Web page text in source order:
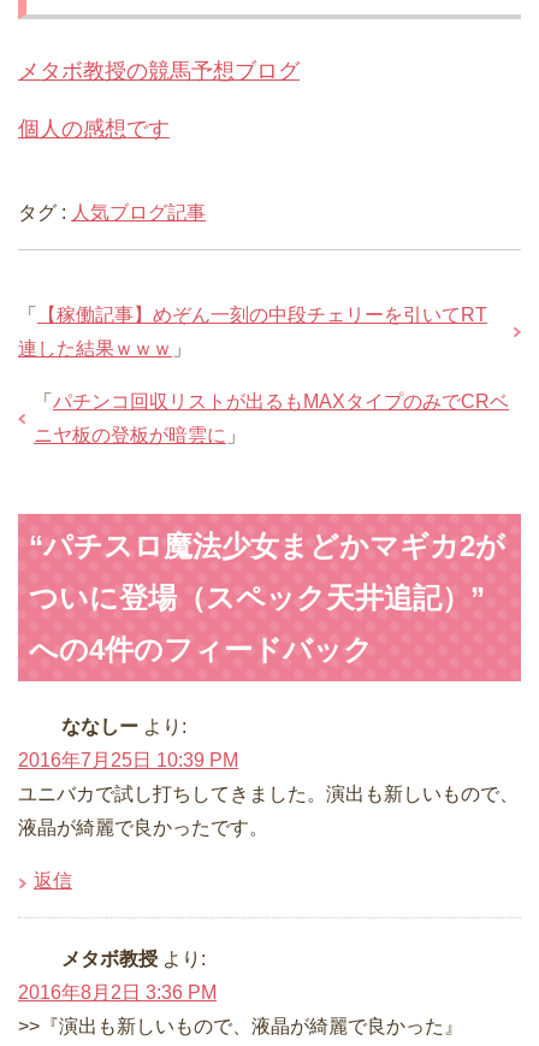
メタボ教授の競馬予想ブログ
個人の感想です
タグ : 人気ブログ記事
「
【稼働記事】めぞん一刻の中段チェリーを引いてRT
連した結果ｗｗｗ 」
「 パチンコ回収リストが出るもMAXタイプのみでCRベ
ニヤ板の登板が暗雲に 」
“パチスロ魔法少女まどかマギカ2が
ついに登場（スペック天井追記）”
への4件のフィードバック
ななしー より:
2016年7月25日 10:39 PM
ユニバカで試し打ちしてきました。演出も新しいもので、
液晶が綺麗で良かったです。
返信
メタボ教授 より:
2016年8月2日 3:36 PM
>>『演出も新しいもので、液晶が綺麗で良かった』